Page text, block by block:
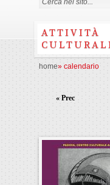
Form di
ATTIVITÀ
home» calendario
« Prec